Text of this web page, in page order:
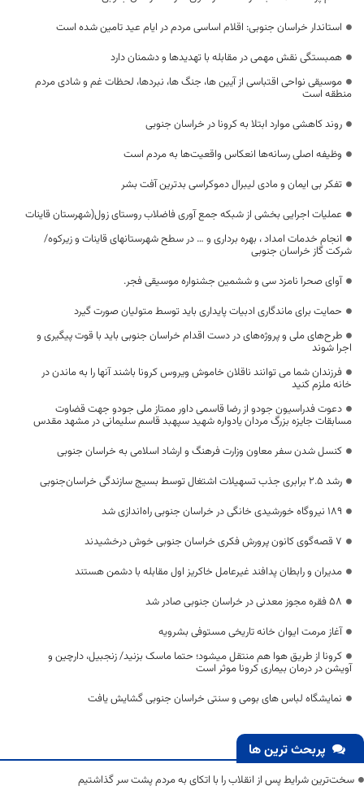
استاندار خراسان جنوبی: اقلام اساسی مردم در ایام عید تامین شده است
همبستگی نقش مهمی در مقابله با تهدیدها و دشمنان دارد
موسیقی نواحی اقتباسی از آیین ها، جنگ ها، نبردها، لحظات غم و شادی مردم
منطقه است
روند کاهشی موارد ابتلا به کرونا در خراسان جنوبی
وظیفه اصلی رسانه‌ها انعکاس واقعیت‌ها به مردم است
تفکر بی ایمان و مادی لیبرال دموکراسی بدترین آفت بشر
عملیات اجرایی بخشی از شبکه جمع آوری فاضلاب روستای زول(شهرستان قاینات
انجام خدمات امداد ، بهره برداری و … در سطح شهرستانهای قاینات و زیرکوه/
شرکت گاز خراسان جنوبی
آوای صحرا نامزد سی و ششمین جشنواره موسیقی فجر.
حمایت برای ماندگاری ادبیات پایداری باید توسط متولیان صورت گیرد
طرح‌های ملی و پروژه‌های در دست اقدام خراسان جنوبی باید با قوت پیگیری و
اجرا شوند
فرزندان شما می توانند ناقلان خاموش ویروس کرونا باشند آنها را به ماندن در
خانه ملزم کنید
دعوت فدراسیون جودو از رضا قاسمی داور ممتاز ملی جودو جهت قضاوت
مسابقات جایزه بزرگ مردان یادواره شهید سپهبد قاسم سلیمانی در مشهد مقدس
کنسل شدن سفر معاون وزارت فرهنگ و ارشاد اسلامی به خراسان جنوبی
رشد ۲.۵ برابری جذب تسهیلات اشتغال توسط بسیج سازندگی خراسان‌جنوبی
۱۸۹ نیروگاه خورشیدی خانگی در خراسان جنوبی راه‌اندازی شد
۷ قصه‌گوی کانون پرورش فکری خراسان جنوبی خوش درخشیدند
مدیران و رابطان پدافند غیرعامل خاکریز اول مقابله با دشمن هستند
۵۸ فقره مجوز معدنی در خراسان جنوبی صادر شد
آغاز مرمت ایوان خانه تاریخی مستوفی بشرویه
کرونا از طریق هوا هم منتقل میشود؛ حتما ماسک بزنيد/ زنجبیل، دارچین و
آویشن در درمان بیماری کرونا موثر است
نمایشگاه لباس های بومی و سنتی خراسان جنوبی گشایش یافت
پربحث ترین ها
سخت‌ترین شرایط پس از انقلاب را با اتکای به مردم پشت سر گذاشتیم